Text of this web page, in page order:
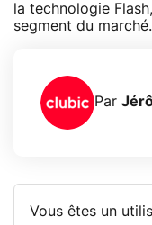
la technologie
segment du marché.
Par
Vous êtes un